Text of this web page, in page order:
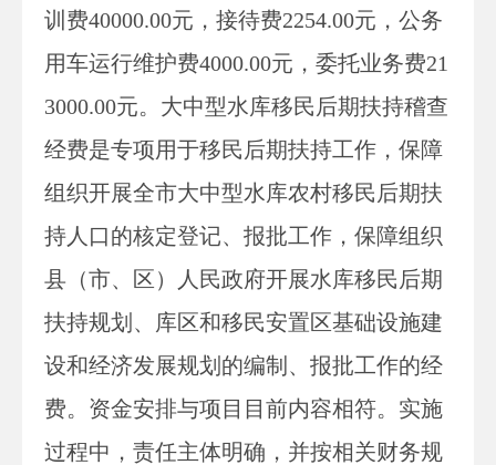
训费40000.00元，接待费2254.00元，公务
用车运行维护费4000.00元，委托业务费21
3000.00元。 大中型水库移民后期扶持稽查
经费是专项用于移民后期扶持工作，保障
组织开展全市大中型水库农村移民后期扶
持人口的核定登记、报批工作，保障组织
县（市、区）人民政府开展水库移民后期
扶持规划、库区和移民安置区基础设施建
设和经济发展规划的编制、报批工作的经
费。资金安排与项目目前内容相符。实施
过程中，责任主体明确，并按相关财务规